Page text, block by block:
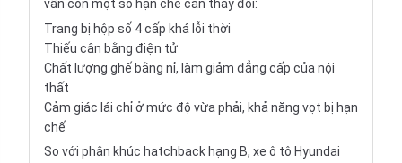
vẫn còn một số hạn chế cần thay đổi:
Trang bị hộp số 4 cấp khá lỗi thời
Thiếu cân bằng điện tử
Chất lượng ghế bằng nỉ, làm giảm đẳng cấp của nội
thất
Cảm giác lái chỉ ở mức độ vừa phải, khả năng vọt bị hạn
chế
So với phân khúc hatchback hạng B, xe ô tô Hyundai